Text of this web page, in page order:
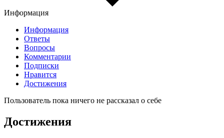
Информация
Информация
Ответы
Вопросы
Комментарии
Подписки
Нравится
Достижения
Пользователь пока ничего не рассказал о себе
Достижения